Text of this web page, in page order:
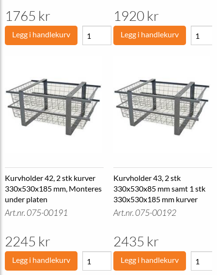
1765 kr
Legg i handlekurv
1920 kr
Legg i handlekurv
Kurvholder 42, 2 stk kurver
330x530x185 mm, Monteres
under platen
Art.nr. 075-00191
2245 kr
Legg i handlekurv
Kurvholder 43, 2 stk
330x530x85 mm samt 1 stk
330x530x185 mm kurver
Art.nr. 075-00192
2435 kr
Legg i handlekurv